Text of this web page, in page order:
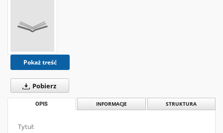
Pokaż treść
Pobierz
OPIS INFORMACJE STRUKTURA
Tytuł: